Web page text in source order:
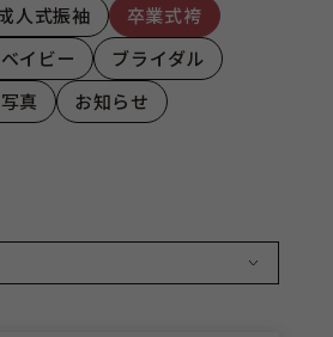
人式振袖
卒業式袴
イビー
ブライダル
真 お知らせ